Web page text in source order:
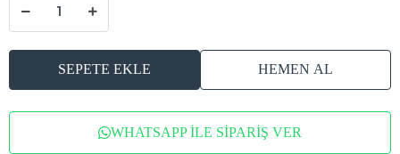
SEPETE EKLE HEMEN AL
WHATSAPP İLE SİPARİŞ VER